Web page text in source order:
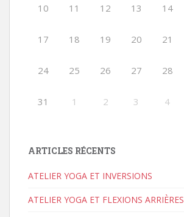
10 11 12 13 14
17 18 19 20 21
24 25 26 27 28
31 1 2 3 4
ARTICLES RÉCENTS
ATELIER YOGA ET INVERSIONS
ATELIER YOGA ET FLEXIONS ARRIÈRES